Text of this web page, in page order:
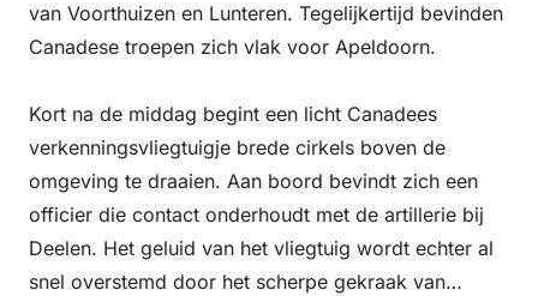
van Voorthuizen en Lunteren. Tegelijkertijd bevinden
Canadese troepen zich vlak voor Apeldoorn.
Kort na de middag begint een licht Canadees
verkenningsvliegtuigje brede cirkels boven de
omgeving te draaien. Aan boord bevindt zich een
officier die contact onderhoudt met de artillerie bij
Deelen. Het geluid van het vliegtuig wordt echter al
snel overstemd door het scherpe gekraak van